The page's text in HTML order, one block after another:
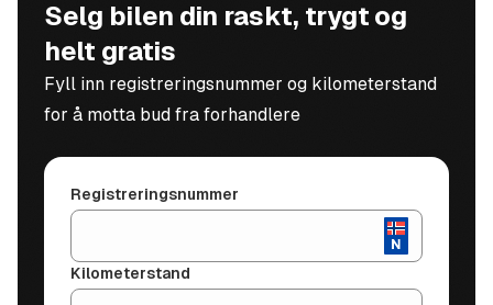
Selg bilen din raskt, trygt og
helt gratis
Fyll inn registreringsnummer og kilometerstand
for å motta bud fra forhandlere
Registreringsnummer
Kilometerstand